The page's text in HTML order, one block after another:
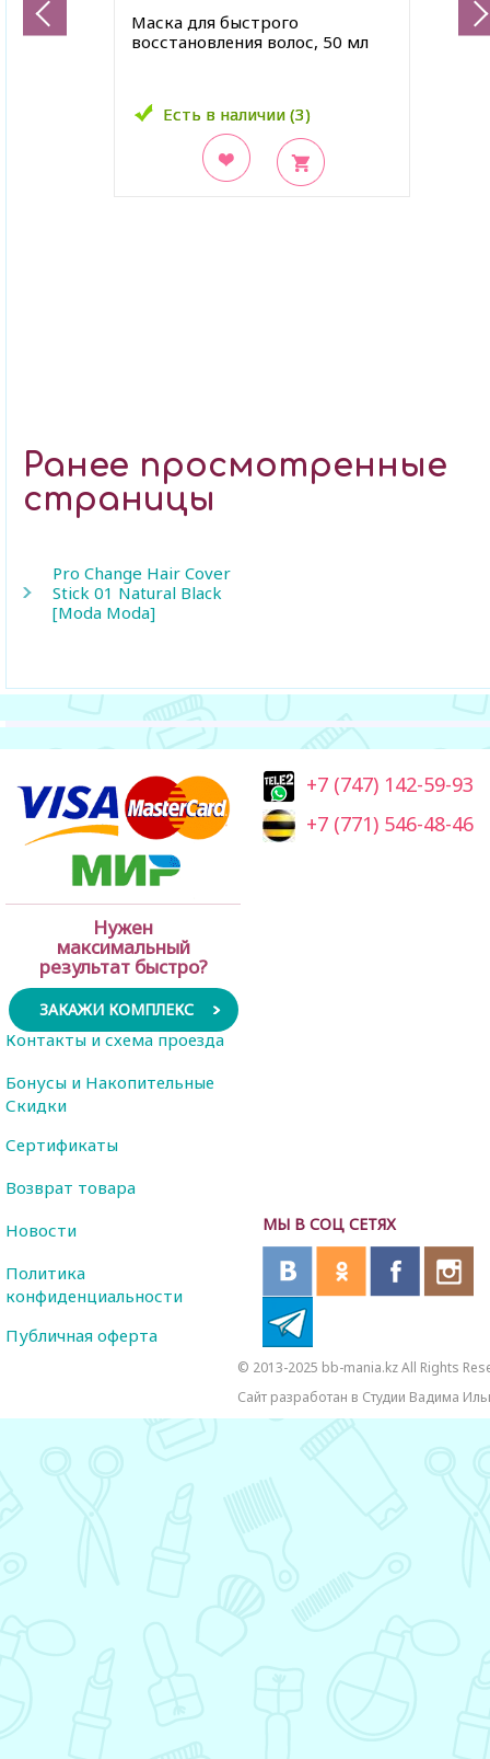
Маска для быстрого
восстановления волос, 50 мл
Есть в наличии (3)
Есть в наличии (3)
Ранее просмотренные
страницы
Pro Change Hair Cover
Stick 01 Natural Black
[Moda Moda]
Нужен
максимальный
результат быстро?
ЗАКАЖИ КОМПЛЕКС
+7 (747) 142-59-93
+7 (771) 546-48-46
МЫ В СОЦ СЕТЯХ
Контакты и схема проезда
Бонусы и Накопительные
Скидки
Сертификаты
Возврат товара
Новости
Политика
конфиденциальности
Публичная оферта
© 2013-2025 bb-mania.kz All Rights
Сайт разработан в Студии Вадима